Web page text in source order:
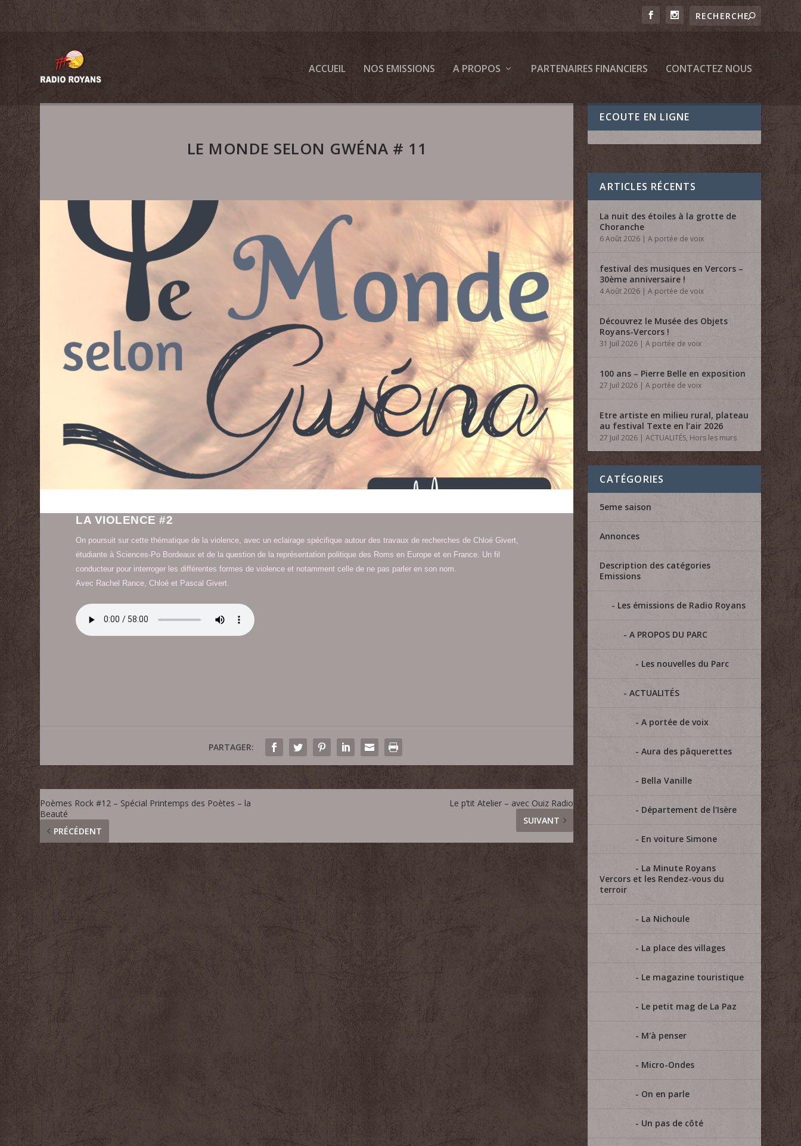
ACCUEIL NOS EMISSIONS A PROPOS PARTENAIRES FINANCIERS CONTACTEZ NOUS
LE MONDE SELON GWÉNA # 11
LA VIOLENCE #2
On poursuit sur cette thématique de la violence, avec un eclairage spécifique autour des travaux de recherches de Chloé Givert,
étudiante à Sciences-Po Bordeaux et de la question de la représentation politique des Roms en Europe et en France. Un fil
conducteur pour interroger les différentes formes de violence et notamment celle de ne pas parler en son nom.
Avec Rachel Rance, Chloé et Pascal Givert.
PARTAGER:
Poèmes Rock #12 – Spécial Printemps des Poètes – la
Beauté
PRÉCÉDENT
Le p’tit Atelier – avec Ouiz Radio
SUIVANT
ECOUTE EN LIGNE
ARTICLES RÉCENTS
La nuit des étoiles à la grotte de
Choranche
6 Août 2026 |A portée de voix
festival des musiques en Vercors –
30ème anniversaire !
4 Août 2026 |A portée de voix
Découvrez le Musée des Objets
Royans-Vercors !
31 Juil 2026 |A portée de voix
100 ans – Pierre Belle en exposition
27 Juil 2026 |A portée de voix
Etre artiste en milieu rural, plateau
au festival Texte en l’air 2026
27 Juil 2026 |ACTUALITÉS, Hors les murs
CATÉGORIES
5eme saison
Annonces
Description des catégories
Emissions
Les émissions de Radio Royans
A PROPOS DU PARC
Les nouvelles du Parc
ACTUALITÉS
A portée de voix
Aura des pâquerettes
Bella Vanille
Département de l'Isère
En voiture Simone
La Minute Royans
Vercors et les Rendez-vous du
terroir
La Nichoule
La place des villages
Le magazine touristique
Le petit mag de La Paz
M'à penser
Micro-Ondes
On en parle
Un pas de côté